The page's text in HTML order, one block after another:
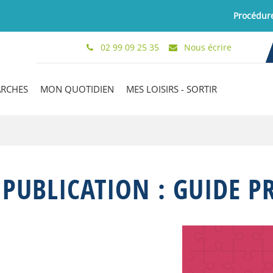
Procédure
02 99 09 25 35 Nous écrire
MON QUOTIDIEN MES LOISIRS - SORTIR
: GUIDE